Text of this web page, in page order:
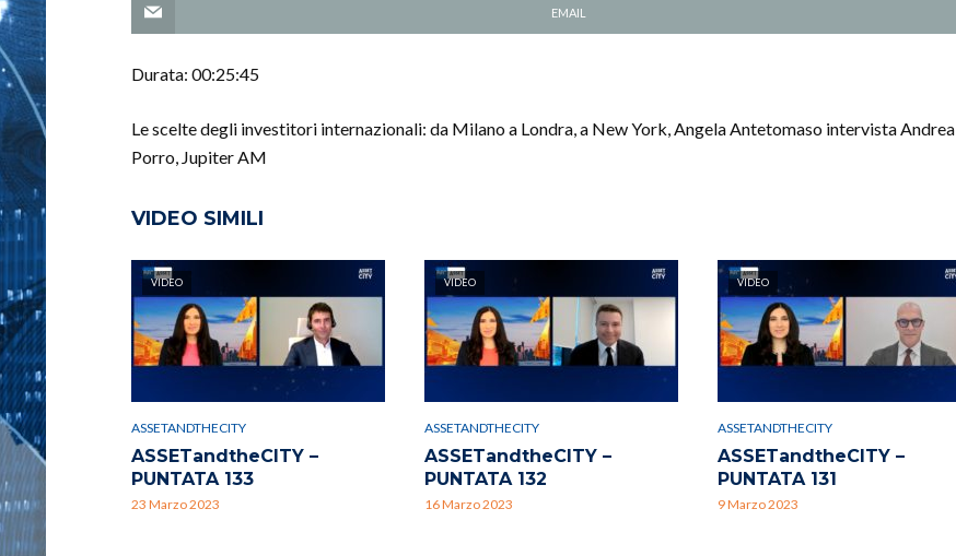
EMAIL
Durata: 00:25:45
Le scelte degli investitori internazionali: da Milano a Londra, a New York, Angela Antetomaso intervista Andrea
Porro, Jupiter AM
VIDEO SIMILI
VIDEO
ASSETANDTHECITY
ASSETandtheCITY –
PUNTATA 133
23 Marzo 2023
VIDEO
ASSETANDTHECITY
ASSETandtheCITY –
PUNTATA 132
16 Marzo 2023
VIDEO
ASSETANDTHECITY
ASSETandtheCITY –
PUNTATA 131
9 Marzo 2023